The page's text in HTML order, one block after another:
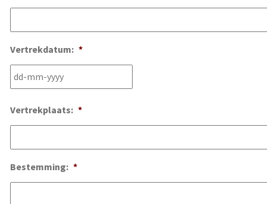
Vertrekdatum: *
dash
Vertrekplaats: *
Bestemming: *